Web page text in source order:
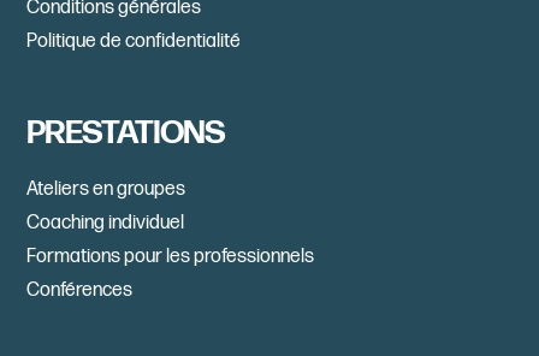
Conditions générales
Politique de confidentialité
PRESTATIONS
Ateliers en groupes
Coaching individuel
Formations pour les professionnels
Conférences